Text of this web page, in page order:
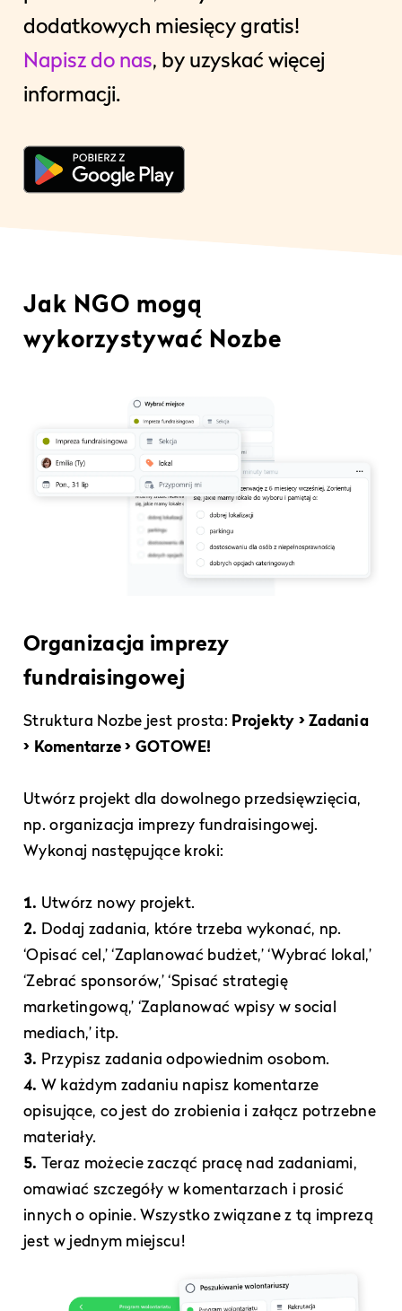
dodatkowych miesięcy gratis!
Napisz do nas, by uzyskać więcej
informacji.
Jak NGO mogą
wykorzystywać Nozbe
Organizacja imprezy
fundraisingowej
Struktura Nozbe jest prosta: Projekty > Zadania
> Komentarze > GOTOWE!
Utwórz projekt dla dowolnego przedsięwzięcia,
np. organizacja imprezy fundraisingowej.
Wykonaj następujące kroki:
1. Utwórz nowy projekt.
2. Dodaj zadania, które trzeba wykonać, np.
‘Opisać cel,’ ‘Zaplanować budżet,’ ‘Wybrać lokal,’
‘Zebrać sponsorów,’ ‘Spisać strategię
marketingową,’ ‘Zaplanować wpisy w social
mediach,’ itp.
3. Przypisz zadania odpowiednim osobom.
4. W każdym zadaniu napisz komentarze
opisujące, co jest do zrobienia i załącz potrzebne
materiały.
5. Teraz możecie zacząć pracę nad zadaniami,
omawiać szczegóły w komentarzach i prosić
innych o opinie. Wszystko związane z tą imprezą
jest w jednym miejscu!